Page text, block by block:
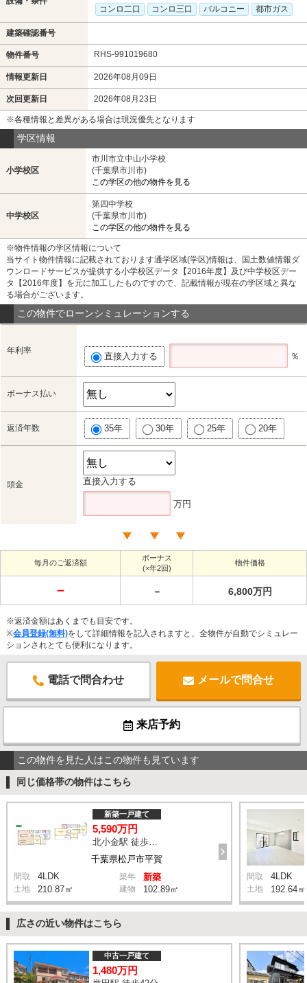
コンロ二口
コンロ三口 バルコニー 都市ガス
建築確認番号
物件番号 RHS-991019680
情報更新日 2026年08月09日
次回更新日 2026年08月23日
※各種情報と差異がある場合は現況優先となります
学区情報
小学校区
市川市立中山小学校
(千葉県市川市)
この学区の他の物件を見る
中学校区
第四中学校
(千葉県市川市)
この学区の他の物件を見る
※物件情報の学区情報について
当サイト物件情報に記載されております通学区域(学区)情報は、国土数値情報ダ
ウンロードサービスが提供する小学校区データ【2016年度】及び中学校区デー
タ【2016年度】を元に加工したものですので、記載情報が現在の学区域と異な
る場合がございます。
この物件でローンシミュレーションする
年利率
直接入力する ％
ボーナス払い
返済年数 35年 30年 25年 20年
頭金 直接入力する
万円
毎月のご返済額
ボーナス
(×年2回)
物件価格
－ － 6,800万円
※返済金額はあくまでも目安です。
※会員登録(無料)をして詳細情報を記入されますと、全物件が自動でシミュレー
ションされとても便利になります。
電話で問合わせ メールで問合せ
来店予約
この物件を見た人はこの物件も見ています
同じ価格帯の物件はこちら
千葉県松戸市平賀
新築一戸建て
5,590万円
間取 4LDK 築年 新築
土地 210.87㎡ 建物 102.89㎡
間取 4LDK
土地 192.64㎡
広さの近い物件はこちら
中古一戸建て
1,480万円